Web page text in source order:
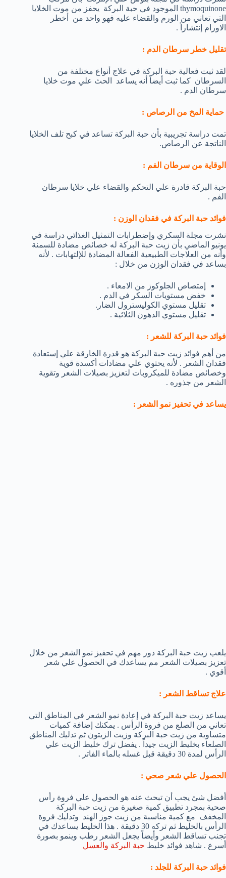
thymoquinone الموجود في حبة البركة يحفز من موت الخلايا
التي تعاني من الورم والقضاء عليه فهو واحد من أخطر
الاورام إنتشاراً .
تقليل خطر سرطان الدم :
لقد ثبت فعالية حبة البركة في علاج أنواع مختلفة من
السرطان كما ثبت أيضاً أنه يساعد الحث علي موت خلايا
سرطان الدم .
حماية المخ من الرصاص :
تمت دراسة تجريبية بأن حبة البركة تساعد في كبح تلف الخلايا
الناتجة عن الرصاص.
الوقاية من سرطان الفم :
حبة البركة قادرة علي التحكم والقضاء علي خلايا سرطان
الفم .
فوائد حبة البركة في فقدان الوزن :
نشرت مجلة السكري وإضطرابات التمثيل الغذائي دراسة في
يونيو الماضي بأن زيت حبة البركة له خصائص مضادة للسمنة
وأنه من العلاجات الطبيعية الفعالة المضادة للإلتهابات . لأنه
بساعد في فقدان الوزن من خلال :
إمتصاص الجلوكوز من الامعاء .
خفض مستويات السكر في الدم .
تقليل مستوي الكوليسترول الضار.
تقليل مستوي الدهون الثلاثية .
فوائد حبة البركة للشعر :
من أهم فوائد زيت حبة البركة هو قدرة الخارقة علي إستعادة
فقدان الشعر . لأنه يحتوي علي مضادات أكسدة قوية
وخصائص مضادة للميكروبات لتعزيز بصيلات الشعر وتقوية
الشعر من جذوره .
يساعد في تحفيز نمو الشعر :
يلعب زيت حبة البركة دور مهم في تحفيز نمو الشعر من خلال
تعزيز بصيلات الشعر مم يساعدك في الحصول علي شعر
أقوي .
علاج تساقط الشعر :
يساعد زيت حبة البركة في إعادة نمو الشعر في المناطق التي
تعاني من الصلع من فروة الرأس . يمكنك إضافة كميات
متساوية من زيت حبة البركة وزيت الزيتون ثم تدليك المناطق
الصلعاء بخليط الزيت جيداً . يفضل ترك خليط الزيت علي
الرأس لمدة 30 دقيقة قبل غسله بالماء الفاتر .
الحصول علي شعر صحي :
أفضل شئ يجب أن تبحث عنه هو الحصول علي فروة رأس
صحية بمجرد تطبيق كمية صغيرة من زيت حبة البركة
المخفف مع كمية مناسبة من زيت جوز الهند وتدليك فروة
الرأس بالخليط ثم تركه 30 دقيقة . هذا الخليط يساعدك في
تجنب تساقط الشعر وأيضاً يجعل الشعر رطب وينمو بصورة
أسرع . شاهد فوائد خليط حبة البركة والعسل
فوائد حبة البركة للجلد :